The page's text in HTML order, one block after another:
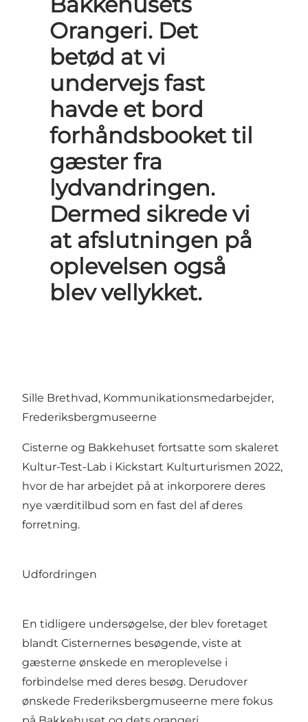
Orangeri. Det
betød at vi
undervejs fast
havde et bord
forhåndsbooket til
gæster fra
lydvandringen.
Dermed sikrede vi
at afslutningen på
oplevelsen også
blev vellykket.
Sille Brethvad, Kommunikationsmedarbejder,
Frederiksbergmuseerne
Cisterne og Bakkehuset fortsatte som skaleret
Kultur-Test-Lab i Kickstart Kulturturismen 2022,
hvor de har arbejdet på at inkorporere deres
nye værditilbud som en fast del af deres
forretning.
Udfordringen
En tidligere undersøgelse, der blev foretaget
blandt Cisternernes besøgende, viste at
gæsterne ønskede en meroplevelse i
forbindelse med deres besøg. Derudover
ønskede Frederiksbergmuseerne mere fokus